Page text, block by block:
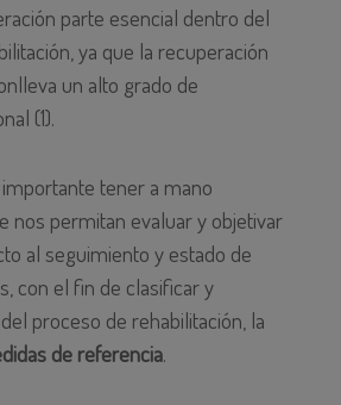
parte esencial dentro del
ya que la recuperación
un alto grado de
(1).
tener a mano
nos permitan evaluar y objetivar
al seguimiento y estado de
con el fin de clasificar y
proceso de rehabilitación, la
de referencia.